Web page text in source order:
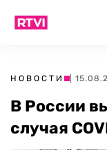
НОВОСТИ |
В России
случая